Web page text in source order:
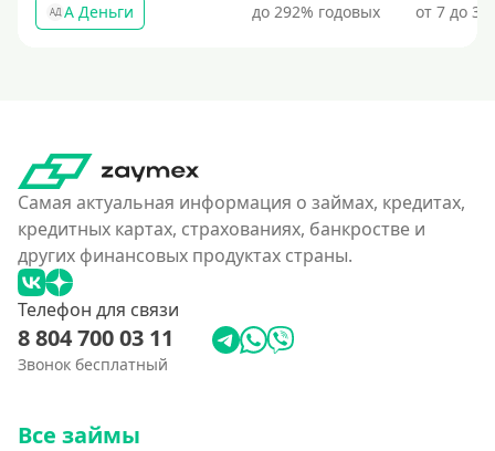
АД А Деньги до 292% годовых от 7 до
Самая актуальная информация о займах, кредитах,
кредитных картах, страхованиях, банкростве и
других финансовых продуктах страны.
Телефон для связи
8 804 700 03 11
Звонок бесплатный
Все займы